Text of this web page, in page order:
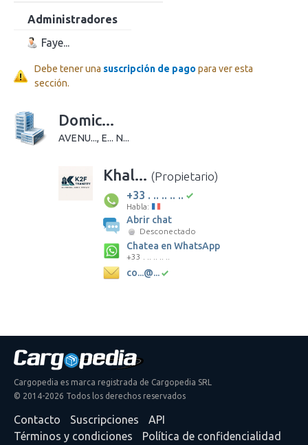
Administradores
Faye...
Debe tener una suscripción de pago para ver esta
sección.
Domic...
AVENU..., E... N...
Khal... (Propietario)
+33 . .. .. .. ..
Habla:
Abrir chat
Desconectado
Chatea en WhatsApp
+33 . .. .. .. ..
co...@...
Cargopedia es marca registrada de Cargopedia SRL
© 2014-2026 Todos los derechos reservados
Contacto Suscripciones
API
Términos y condiciones
Política de confidencialidad